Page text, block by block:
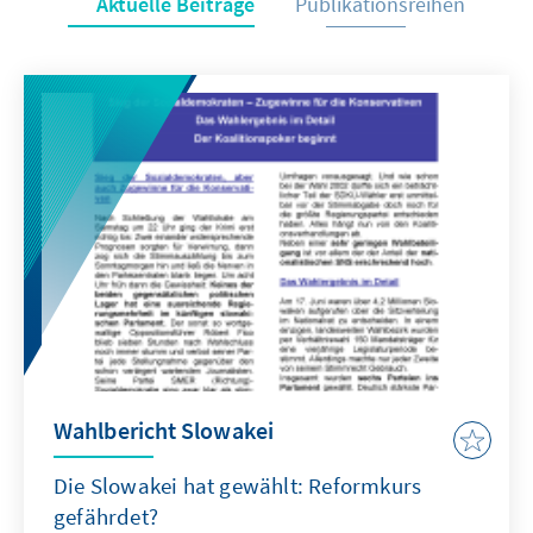
Wahlbericht Slowakei
Die Slowakei hat gewählt: Reformkurs
gefährdet?